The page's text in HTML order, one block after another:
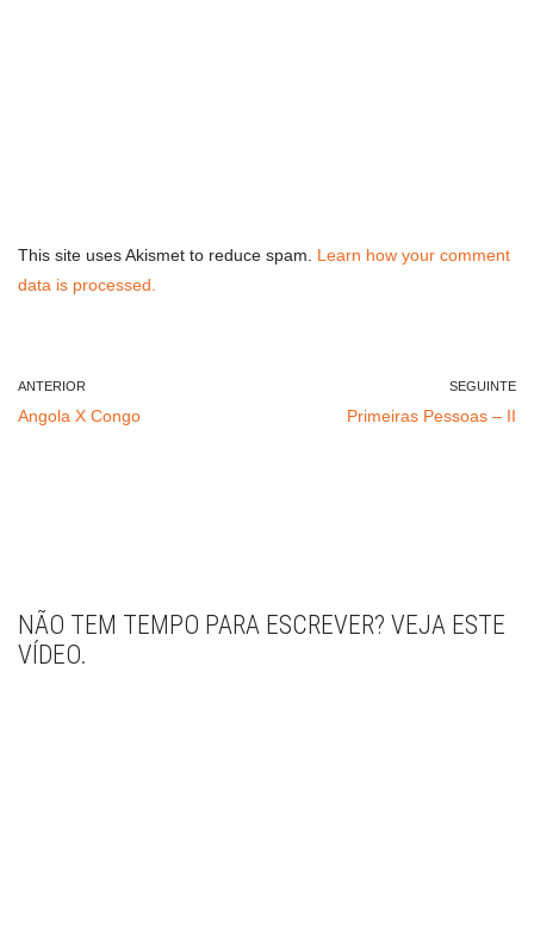
This site uses Akismet to reduce spam. Learn how your comment
data is processed.
ANTERIOR
Angola X Congo
SEGUINTE
Primeiras Pessoas – II
NÃO TEM TEMPO PARA ESCREVER? VEJA ESTE
VÍDEO.